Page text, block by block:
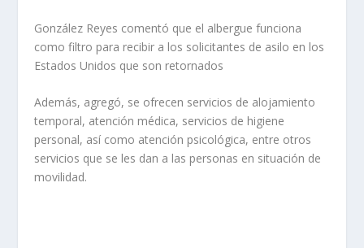
González Reyes comentó que el albergue funciona
como filtro para recibir a los solicitantes de asilo en los
Estados Unidos que son retornados
Además, agregó, se ofrecen servicios de alojamiento
temporal, atención médica, servicios de higiene
personal, así como atención psicológica, entre otros
servicios que se les dan a las personas en situación de
movilidad.